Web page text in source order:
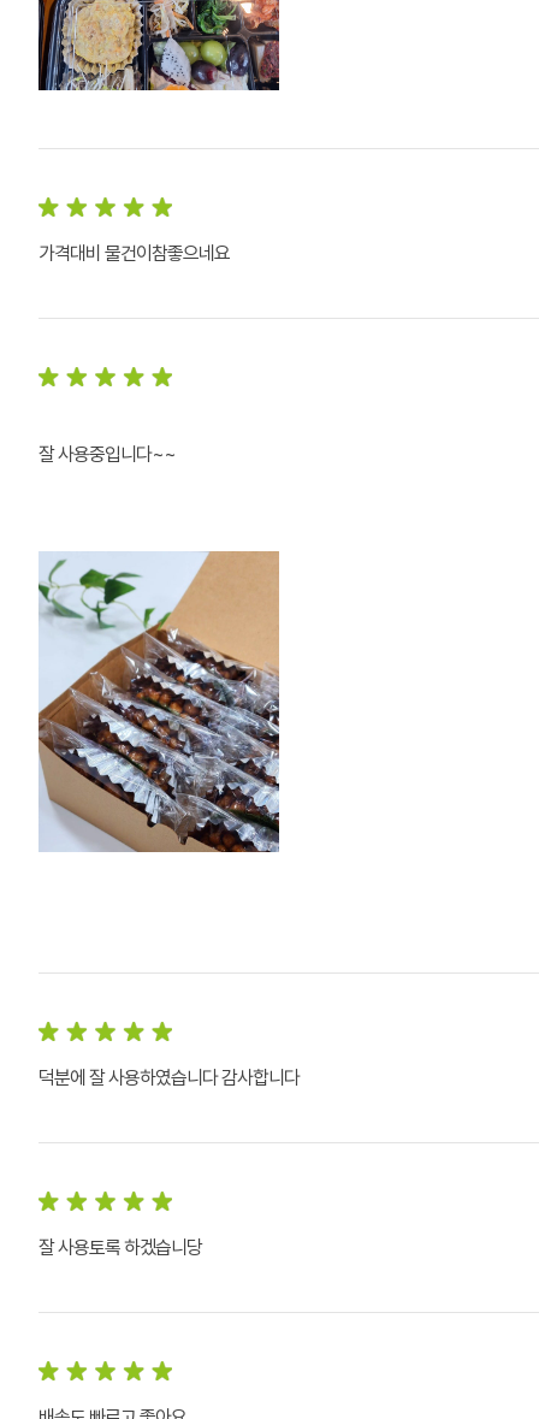
가격대비 물건이참좋으네요
잘 사용중입니다~~
덕분에 잘 사용하였습니다 감사합니다
잘 사용토록 하겠습니당